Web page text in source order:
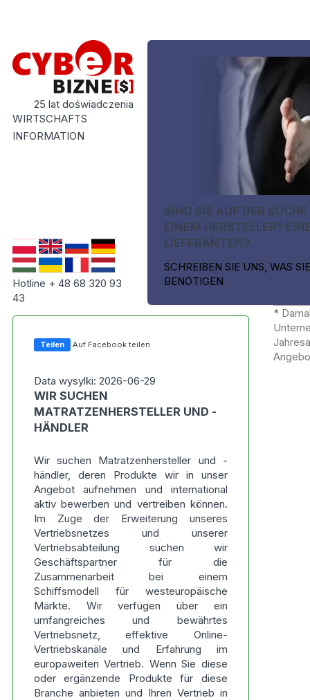
25 lat doświadczenia
WIRTSCHAFTS
INFORMATION
Hotline + 48 68 320 93
43
SIND SIE AUF DER
EINEM HERSTELLER?
LIEFERANTEN?
SCHREIBEN SIE UNS, WAS SIE
BENÖTIGEN
Teilen Auf Facebook teilen
Data wysylki: 2026-06-29
WIR SUCHEN
MATRATZENHERSTELLER UND -
HÄNDLER
Wir suchen Matratzenhersteller und -
händler, deren Produkte wir in unser
Angebot aufnehmen und international
aktiv bewerben und vertreiben können.
Im Zuge der Erweiterung unseres
Vertriebsnetzes und unserer
Vertriebsabteilung suchen wir
Geschäftspartner für die
Zusammenarbeit bei einem
Schiffsmodell für westeuropäische
Märkte. Wir verfügen über ein
umfangreiches und bewährtes
Vertriebsnetz, effektive Online-
Vertriebskanäle und Erfahrung im
europaweiten Vertrieb. Wenn Sie diese
oder ergänzende Produkte für diese
Branche anbieten und Ihren Vertrieb in
*